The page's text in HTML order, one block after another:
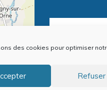
des cookies pour optimiser
Refuser